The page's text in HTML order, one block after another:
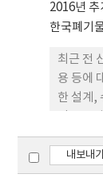
2016년 추
한국폐기
최근 전
용 등에
한 설계,
되고 있
하고 자
제품의
내보내기